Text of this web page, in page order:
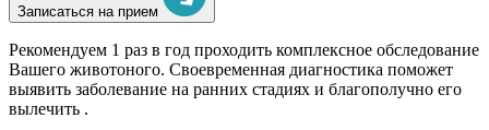
Записаться на прием
Рекомендуем 1 раз в год проходить комплексное обследование
Вашего животоного. Своевременная диагностика поможет
выявить заболевание на ранних стадиях и благополучно его
вылечить .